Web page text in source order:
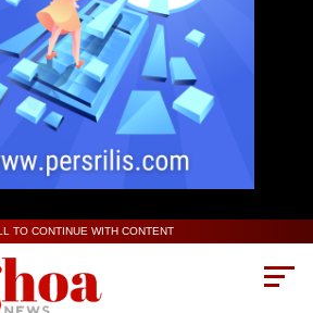
TO CONTINUE WITH CONTENT